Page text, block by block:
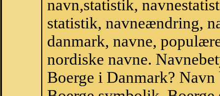
navn,statistik,
statistik, navneændring,
danmark, navne,
nordiske navne.
Boerge i Danmark?